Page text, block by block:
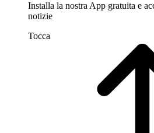
Installa la nostra App gratuita e
notizie
Tocca